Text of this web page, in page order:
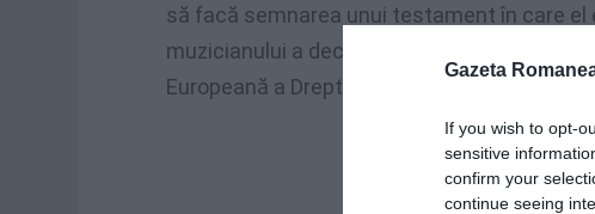
Gazeta
If you wish to opt-
sensitive
confirm your
continue seeing
să facă semnarea unui testament în care
muzicianului a declarat: „Cred în nevinovăția
Europeană a Drepturilor Omului”, scrie